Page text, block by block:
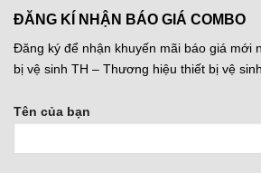
ĐĂNG KÍ NHẬN BÁO GIÁ COMBO
Đăng ký để nhận khuyến mãi báo giá mới
bị vệ sinh TH – Thương hiệu thiết bị vệ
Tên của bạn